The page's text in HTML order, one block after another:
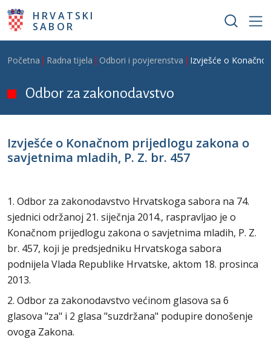
Skoči na glavni sadržaj
HRVATSKI
SABOR
Breadcrumb
Početna Radna tijela Odbori i povjerenstva Izvješće o
Odbor za zakonodavstvo
Izvješće o Konačnom prijedlogu zakona o
savjetnima mladih, P. Z. br. 457
1. Odbor za zakonodavstvo Hrvatskoga sabora na 74.
sjednici održanoj 21. siječnja 2014., raspravljao je o
Konačnom prijedlogu zakona o savjetnima mladih, P. Z.
br. 457, koji je predsjedniku Hrvatskoga sabora
podnijela Vlada Republike Hrvatske, aktom 18. prosinca
2013.
2. Odbor za zakonodavstvo većinom glasova sa 6
glasova "za" i 2 glasa "suzdržana" podupire donošenje
ovoga Zakona.